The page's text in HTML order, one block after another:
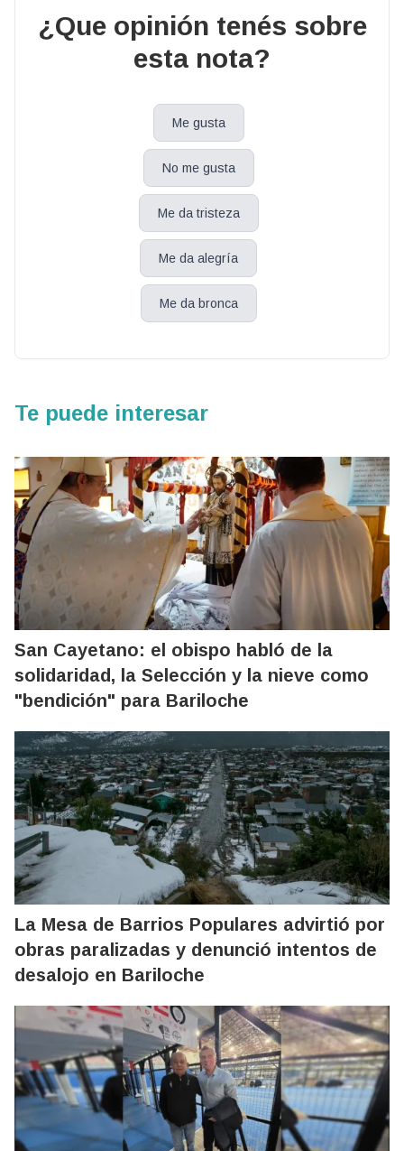
¿Que opinión tenés sobre
esta nota?
Me gusta
No me gusta
Me da tristeza
Me da alegría
Me da bronca
Te puede interesar
San Cayetano: el obispo habló de la
solidaridad, la Selección y la nieve como
"bendición" para Bariloche
La Mesa de Barrios Populares advirtió por
obras paralizadas y denunció intentos de
desalojo en Bariloche